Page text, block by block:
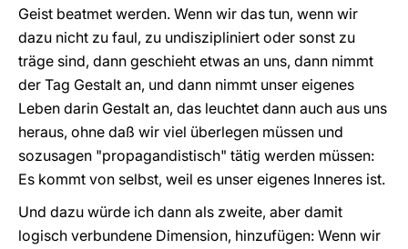
Geist beatmet werden. Wenn wir das tun, wenn wir
dazu nicht zu faul, zu undiszipliniert oder sonst zu
träge sind, dann geschieht etwas an uns, dann nimmt
der Tag Gestalt an, und dann nimmt unser eigenes
Leben darin Gestalt an, das leuchtet dann auch aus uns
heraus, ohne daß wir viel überlegen müssen und
sozusagen "propagandistisch" tätig werden müssen:
Es kommt von selbst, weil es unser eigenes Inneres ist.
Und dazu würde ich dann als zweite, aber damit
logisch verbundene Dimension, hinzufügen: Wenn wir